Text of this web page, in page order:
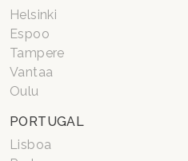
Helsinki
Espoo
Tampere
Vantaa
Oulu
PORTUGAL
Lisboa